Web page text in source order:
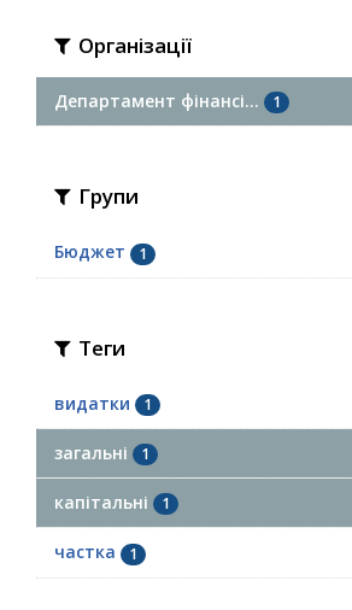
Організації
Департамент фінансі... 1
Групи
Бюджет 1
Теги
видатки 1
загальні 1
капітальні 1
частка 1